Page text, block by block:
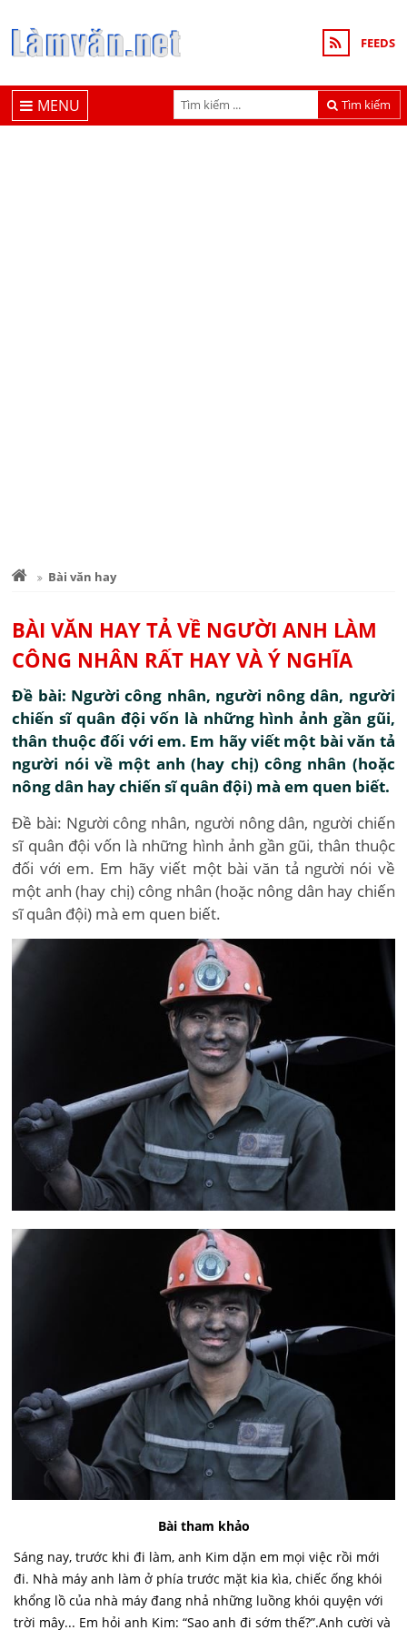
FEEDS
Tìm kiếm
MENU
Bài văn hay
BÀI VĂN HAY TẢ VỀ NGƯỜI ANH LÀM
CÔNG NHÂN RẤT HAY VÀ Ý NGHĨA
Đề bài: Người công nhân, người nông dân, người
chiến sĩ quân đội vốn là những hình ảnh gần gũi,
thân thuộc đối với em. Em hãy viết một bài văn tả
người nói về một anh (hay chị) công nhân (hoặc
nông dân hay chiến sĩ quân đội) mà em quen biết.
Đề bài: Người công nhân, người nông dân, người chiến
sĩ quân đội vốn là những hình ảnh gần gũi, thân thuộc
đối với em. Em hãy viết một bài văn tả người nói về
một anh (hay chị) công nhân (hoặc nông dân hay chiến
sĩ quân đội) mà em quen biết.
Bài tham khảo
Sáng nay, trước khi đi làm, anh Kim dặn em mọi việc rồi mới
đi. Nhà máy anh làm ở phía trước mặt kia kìa, chiếc ống khói
khổng lồ của nhà máy đang nhả những luồng khói quyện với
trời mây... Em hỏi anh Kim: “Sao anh đi sớm thế?”.Anh cười và